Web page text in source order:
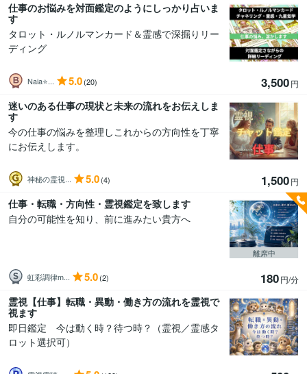
仕事のお悩みを対面鑑定のようにしっかり占いま
す
タロット・ルノルマンカード＆霊感で深掘りリー
ディング
Naia⭐... 5.0(20) 3,500円
迷いのある仕事の現状と未来の流れをお伝えしま
す
今の仕事の悩みを整理しこれからの方向性を丁寧
にお伝えします。
神秘の霊視... 5.0(4) 1,500円
仕事・転職・方向性・霊視鑑定を致します
自分の可能性を知り、前に進みたい貴方へ
虹彩調律m... 5.0(2) 180円/分
離席中
霊視【仕事】転職・異動・働き方の流れを霊視で
視ます
即日鑑定 今は動く時？待つ時？（霊視／霊感タ
ロット選択可）